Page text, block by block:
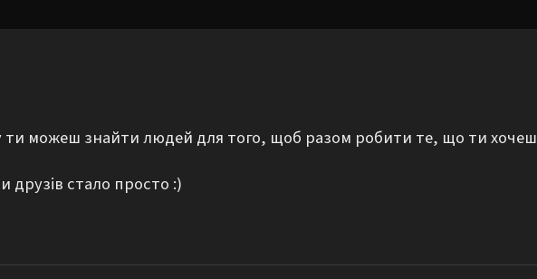
ти можеш знайти людей для того, щоб разом робити те, що ти хочеш
стало просто :)